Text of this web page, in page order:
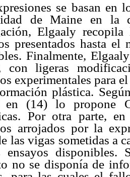
se basan en
de Maine en la
Elgaaly
presentados hasta
Finalmente,
con ligeras
experimentales para
plástica.
en (14) lo propone
Por otra parte,
arrojados por la
las vigas sometidas a
disponibles.
no se disponía de